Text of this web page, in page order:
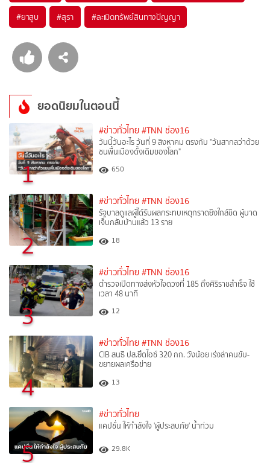
#ยาสูบ #สุรา #ละเมิดทรัพย์สินทางปัญญา
ยอดนิยมในตอนนี้
1
#ข่าวทั่วไทย #TNN ช่อง16
วันนี้วันอะไร วันที่ 9 สิงหาคม ตรงกับ "วันสากลว่าด้วย
ชนพื้นเมืองดั้งเดิมของโลก"
650
2
#ข่าวทั่วไทย #TNN ช่อง16
รัฐบาลดูแลผู้ได้รับผลกระทบเหตุกราดยิงใกล้ชิด ผู้บาด
เจ็บกลับบ้านแล้ว 13 ราย
18
3
#ข่าวทั่วไทย #TNN ช่อง16
ตำรวจเปิดทางส่งหัวใจดวงที่ 185 ถึงศิริราชสำเร็จ ใช้
เวลา 48 นาที
12
4
#ข่าวทั่วไทย #TNN ช่อง16
CIB สนธิ ปส.ยึดไอซ์ 320 กก. วังน้อย เร่งล่าคนขับ-
ขยายผลเครือข่าย
13
5
#ข่าวทั่วไทย
แคปชั่น ให้กำลังใจ 'ผู้ประสบภัย' น้ำท่วม
29.8K